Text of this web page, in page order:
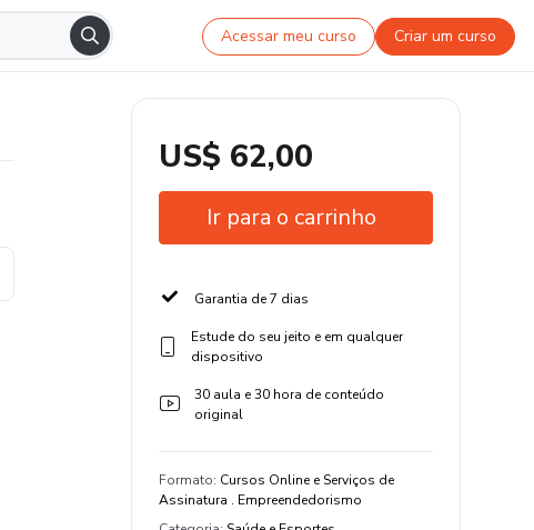
Acessar meu curso Criar um curso
US$ 62,00
Ir para o carrinho
Garantia de 7 dias
Estude do seu jeito e em qualquer
dispositivo
30 aula e 30 hora de conteúdo
original
Formato: Cursos Online e Serviços de
Assinatura . Empreendedorismo